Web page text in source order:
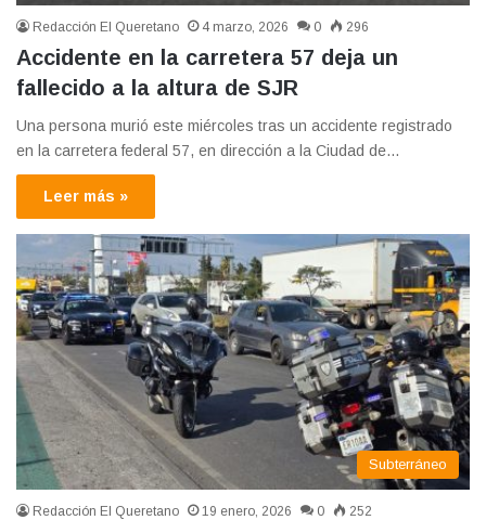
Redacción El Queretano 4 marzo, 2026 0 296
Accidente en la carretera 57 deja un
fallecido a la altura de SJR
Una persona murió este miércoles tras un accidente registrado
en la carretera federal 57, en dirección a la Ciudad de…
Leer más »
Subterráneo
Redacción El Queretano 19 enero, 2026 0 252